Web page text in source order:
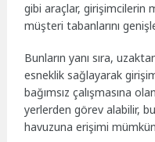
gibi araçlar, girişimcilerin
müşteri tabanlarını
Bunların yanı sıra,
esneklik sağlayarak
bağımsız çalışmasına
yerlerden görev alabilir,
havuzuna erişimi mümkün